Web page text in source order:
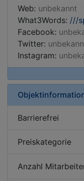
Web: unbekannt
What3Words: ///
Facebook:
Twitter:
Instagram:
Barrierefrei
Preiskategorie
Anzahl